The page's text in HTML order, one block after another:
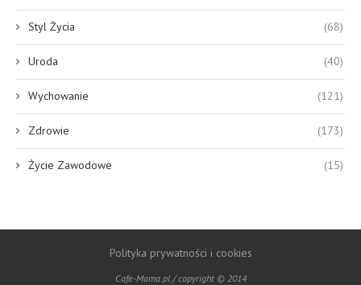
Styl Życia (68)
Uroda (40)
Wychowanie (121)
Zdrowie (173)
Życie Zawodowe (15)
Polityka prywatności i cookies
Cafe-Mama.pl / copyright © 2014